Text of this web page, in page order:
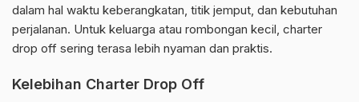
dalam hal waktu keberangkatan, titik jemput, dan kebutuhan
perjalanan. Untuk keluarga atau rombongan kecil, charter
drop off sering terasa lebih nyaman dan praktis.
Kelebihan Charter Drop Off